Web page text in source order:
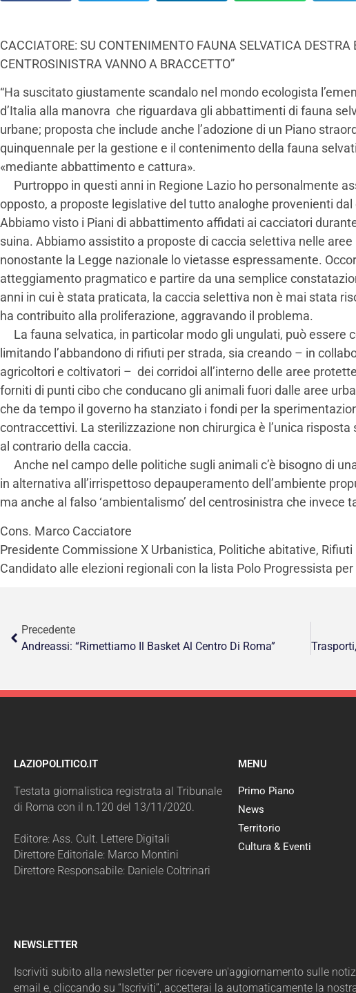
CACCIATORE: SU CONTENIMENTO FAUNA SELVATICA DESTRA
CENTROSINISTRA VANNO A BRACCETTO”
“Ha suscitato giustamente scandalo nel mondo ecologista
d’Italia alla manovra che riguardava gli abbattimenti di fauna
urbane; proposta che include anche l’adozione di un Piano
quinquennale per la gestione e il contenimento della fauna
«mediante abbattimento e cattura».
Purtroppo in questi anni in Regione Lazio ho personalmente
opposto, a proposte legislative del tutto analoghe provenienti
Abbiamo visto i Piani di abbattimento affidati ai cacciatori
suina. Abbiamo assistito a proposte di caccia selettiva nelle
nonostante la Legge nazionale lo vietasse espressamente.
atteggiamento pragmatico e partire da una semplice
anni in cui è stata praticata, la caccia selettiva non è mai stata
ha contribuito alla proliferazione, aggravando il problema.
La fauna selvatica, in particolar modo gli ungulati, può essere
limitando l’abbandono di rifiuti per strada, sia creando – in
agricoltori e coltivatori – dei corridoi all’interno delle aree
forniti di punti cibo che conducano gli animali fuori dalle aree
che da tempo il governo ha stanziato i fondi per la
contraccettivi. La sterilizzazione non chirurgica è l’unica risposta
al contrario della caccia.
Anche nel campo delle politiche sugli animali c’è bisogno di
in alternativa all’irrispettoso depauperamento dell’ambiente
ma anche al falso ‘ambientalismo’ del centrosinistra che invece
Cons. Marco Cacciatore
Presidente Commissione X Urbanistica, Politiche abitative, Rifiuti
Candidato alle elezioni regionali con la lista Polo Progressista
Precedente
Andreassi: “Rimettiamo Il Basket Al Centro Di Roma”
LAZIOPOLITICO.IT
Testata giornalistica registrata al Tribunale
di Roma con il n.120 del 13/11/2020.
Editore: Ass. Cult. Lettere Digitali
Direttore Editoriale: Marco Montini
Direttore Responsabile: Daniele Coltrinari
MENU
Primo Piano
News
Territorio
Cultura & Eventi
NEWSLETTER
Iscriviti subito alla newsletter per ricevere un'aggiornamento sulle
email e, cliccando su “Iscriviti”, accetterai la automaticamente la